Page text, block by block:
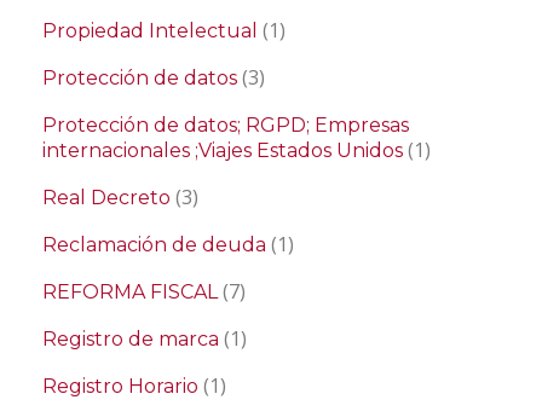
Propiedad Intelectual (1)
Protección de datos (3)
Protección de datos; RGPD; Empresas
internacionales ;Viajes Estados Unidos (1)
Real Decreto (3)
Reclamación de deuda (1)
REFORMA FISCAL(7)
Registro de marca (1)
Registro Horario (1)